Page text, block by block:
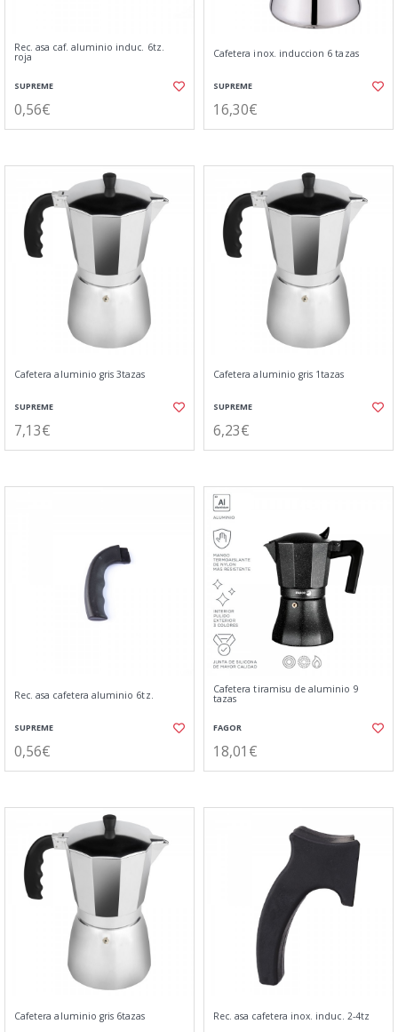
Rec. asa caf. aluminio induc. 6tz.
roja
SUPREME
0,56€
Cafetera inox. induccion 6 tazas
SUPREME
16,30€
Cafetera aluminio gris 3tazas
SUPREME
7,13€
Cafetera aluminio gris 1tazas
SUPREME
6,23€
Rec. asa cafetera aluminio 6tz.
SUPREME
0,56€
Cafetera tiramisu de aluminio 9
tazas
FAGOR
18,01€
Cafetera aluminio gris 6tazas Rec. asa cafetera inox. induc. 2-4tz